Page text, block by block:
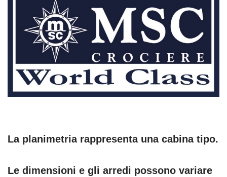
La planimetria rappresenta una cabina tipo.
Le dimensioni e gli arredi possono variare